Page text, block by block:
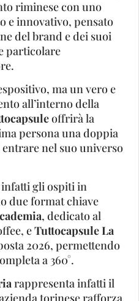
riminese con uno
e innovativo, pensato
del brand e dei suoi
particolare
ma un vero e
all’interno della
offrirà la
persona una doppia
nel suo universo
infatti gli ospiti in
due format chiave
, dedicato al
eTuttocapsule La
2026, permettendo
a 360°.
rappresenta infatti il